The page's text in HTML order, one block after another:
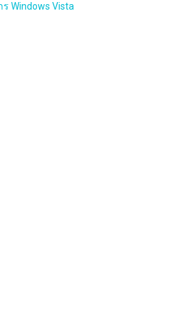
Windows Vista